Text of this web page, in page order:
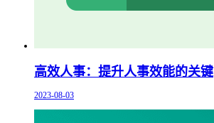
高效人事：提升人事效能的关键
2023-08-03